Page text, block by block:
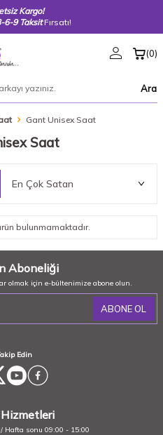
Kargo!
6-9 TaksitFırsatı!
Ara
(0)
Gant Unisex Saat
Saat
bulunmamaktadır.
Aboneliği
olmak için e-bültenimize abone olun.
ABONE OL
Edin
Hafta sonu 09:00 - 15:00